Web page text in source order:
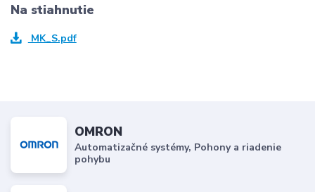
Na stiahnutie
MK_S.pdf
OMRON
Automatizačné systémy, Pohony a riadenie
pohybu